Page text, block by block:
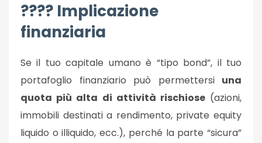
???? Implicazione
finanziaria
Se il tuo capitale umano è “tipo bond”, il tuo
portafoglio finanziario può permettersi una
quota più alta di attività rischiose(azioni,
immobili destinati a rendimento, private equity
liquido o illiquido, ecc.), perché la parte “sicura”